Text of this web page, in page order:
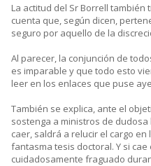
La actitud del Sr Borrell
cuenta que, según dicen,
seguro por aquello de la
Al parecer, la conjunción de
es imparable y que todo esto
leer en los enlaces que puse
También se explica, ante el
sostenga a ministros de
caer, saldrá a relucir el cargo
fantasma tesis doctoral. Y si
cuidadosamente fraguado